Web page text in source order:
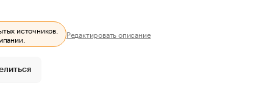
источников. Редактировать описание